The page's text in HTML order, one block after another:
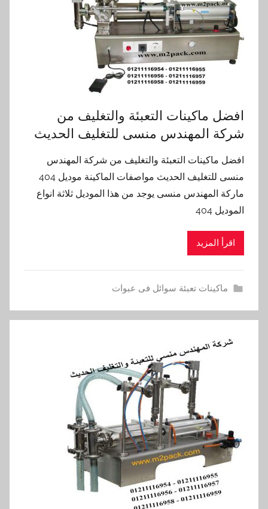
افضل ماكينات التعبئة والتغليف من
شركة المهندس منسى للتغليف الحديث
افضل ماكينات التعبئة والتغليف من شركة المهندس
منسى للتغليف الحديث مواصفات الماكينة موديل 404
ماركة المهندس منسى يوجد من هذا الموديل ثلاثة انواع
الموديل 404
اقرأ المزيد
ماكينات تعبئة سوائل فى عبوات